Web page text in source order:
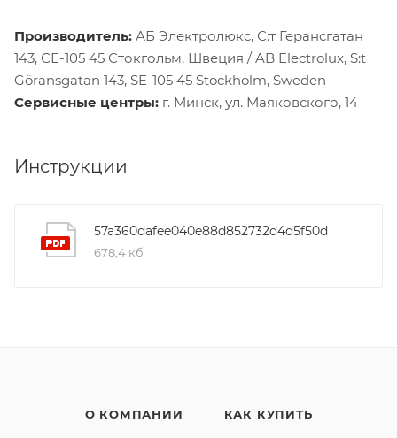
Производитель: АБ Электролюкс, С:т Герансгатан
143, СЕ-105 45 Стокгольм, Швеция / AB Electrolux, S:t
Göransgatan 143, SE-105 45 Stockholm, Sweden
Сервисные центры: г. Минск, ул. Маяковского, 14
Инструкции
57a360dafee040e88d852732d4d5f50d
678,4 кб
О КОМПАНИИ КАК КУПИТЬ